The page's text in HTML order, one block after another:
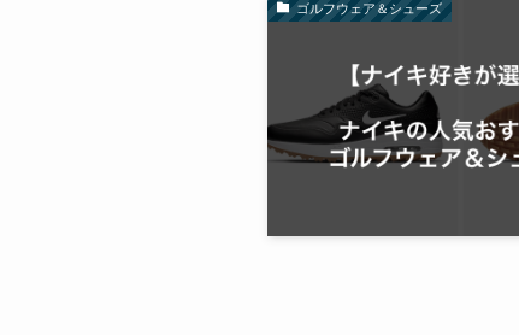
ゴルフウェア＆シューズ